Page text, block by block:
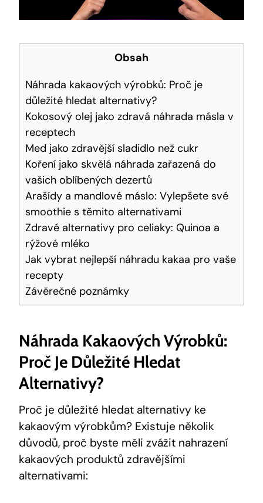
Obsah
Náhrada⁣ kakaových výrobků: Proč je
důležité hledat ‌alternativy?
Kokosový olej jako zdravá náhrada másla v
receptech
Med jako zdravější sladidlo‌ než cukr
Koření jako skvělá náhrada zařazená ⁣do ​
vašich oblíbených ⁤dezertů
Arašídy a mandlové‍ máslo:​ Vylepšete​ své
smoothie s těmito alternativami
Zdravé alternativy⁤ pro celiaky: ​Quinoa a
rýžové ‍mléko
Jak⁢ vybrat nejlepší náhradu kakaa pro vaše
recepty
Závěrečné poznámky
Náhrada⁣ Kakaových Výrobků:
Proč Je Důležité Hledat
‌alternativy?
Proč je⁣ důležité hledat alternativy ke
kakaovým‍ výrobkům? Existuje několik
důvodů, proč ‍byste‌ měli zvážit nahrazení
kakaových produktů zdravějšími
alternativami: